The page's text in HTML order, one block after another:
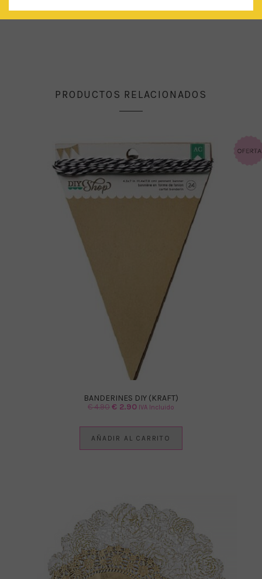
PRODUCTOS RELACIONADOS
BANDERINES DIY (KRAFT)
€4.90El
€ 2.90ElIVA Incluido
AÑADIR AL CARRITO